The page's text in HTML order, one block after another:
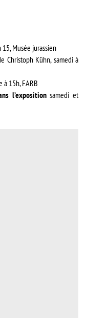
Musée jurassien
Christoph Kühn, samedi à
à 15h, FARB
l’expositionsamedi et